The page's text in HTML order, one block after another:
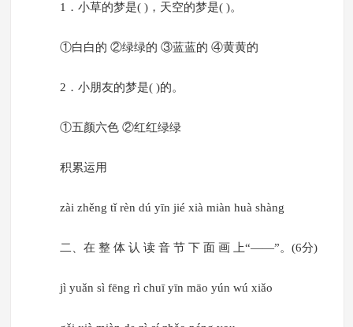
1．小草的梦是( )，天空的梦是( )。
①白白的 ②绿绿的 ③蓝蓝的 ④黄黄的
2．小朋友的梦是( )的。
①五颜六色 ②红红绿绿
积累运用
zài zhěng tǐ rèn dú yīn jié xià miàn huà shàng
二、在 整 体 认 读 音 节 下 面 画 上“——”。(6分)
jì yuǎn sì fēng rì chuī yīn māo yún wú xiǎo